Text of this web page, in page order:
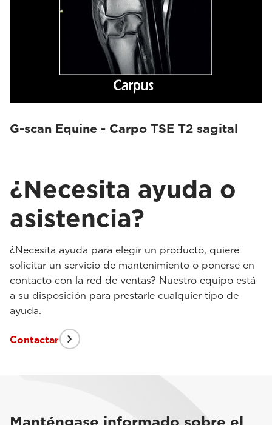
G-scan Equine - Carpo TSE T2 sagital
¿Necesita ayuda o
asistencia?
¿Necesita ayuda para elegir un producto, quiere
solicitar un servicio de mantenimiento o ponerse en
contacto con la red de ventas? Nuestro equipo está
a su disposición para prestarle cualquier tipo de
ayuda.
Contactar